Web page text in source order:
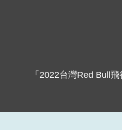
「2022台灣Red Bull